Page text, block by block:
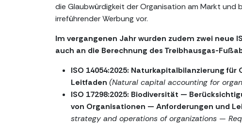
die Glaubwürdigkeit der Organisation am Markt
irreführender Werbung vor.
Im vergangenen Jahr wurden zudem zwei neue
auch an die Berechnung des Treibhausgas-
ISO 14054:2025: Naturkapitalbilanzierung
Leitfaden (Natural capital accounting for
ISO 17298:2025: Biodiversität —
von Organisationen — Anforderungen und
strategy and operations of organizations —